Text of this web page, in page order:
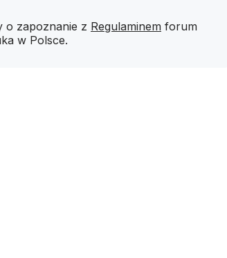
o zapoznanie z Regulaminem forum
w Polsce.